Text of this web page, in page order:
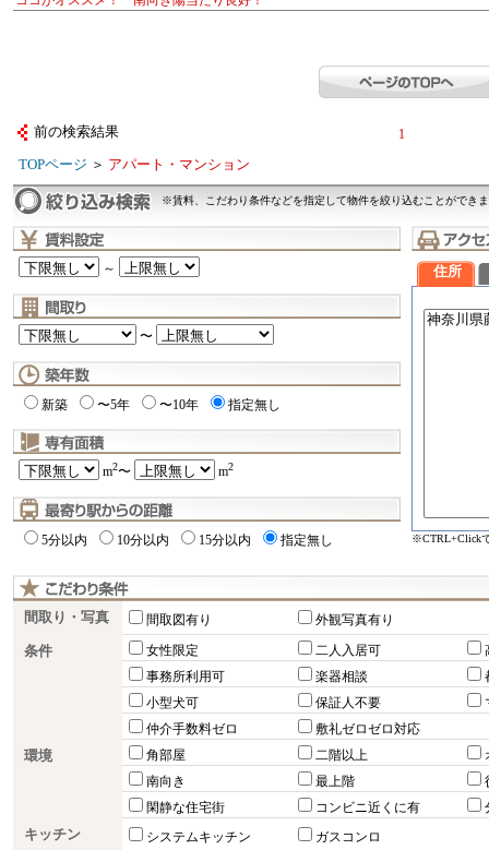
前の検索結果 1
TOPページ ＞ アパート・マンション
※賃料、こだわり条件などを指定して物件を絞り込むことができ
～
〜
新築 〜5年 〜10年 指定無し
m2〜 m2
5分以内 10分以内 15分以内 指定無し
住所
※CTRL+Click
間取り・写真 間取図有り 外観写真有り
条件 女性限定 二人入居可
事務所利用可
楽器相談
小型犬可
保証人不要
仲介手数料ゼロ
敷礼ゼロゼロ対応
環境 角部屋 二階以上
南向き
最上階
閑静な住宅街
コンビニ近くに有
キッチン システムキッチン ガスコンロ